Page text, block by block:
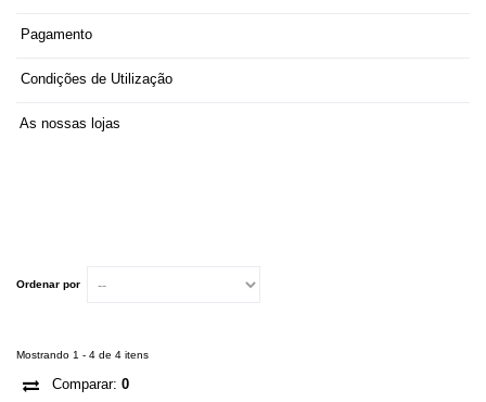
Pagamento
Condições de Utilização
As nossas lojas
Ordenar por
Mostrando 1 - 4 de 4 itens
Comparar: 0